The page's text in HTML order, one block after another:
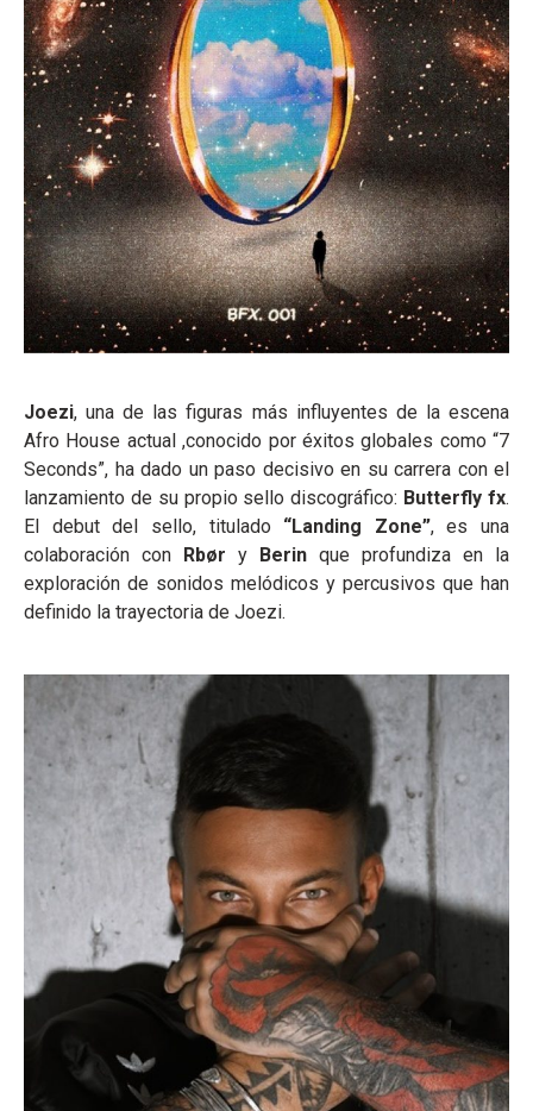
Joezi, una de las figuras más influyentes de la escena
Afro House actual ,conocido por éxitos globales como “7
Seconds”, ha dado un paso decisivo en su carrera con el
lanzamiento de su propio sello discográfico: Butterfly fx.
El debut del sello, titulado “Landing Zone”, es una
colaboración con Rbør y Berin que profundiza en la
exploración de sonidos melódicos y percusivos que han
definido la trayectoria de Joezi.